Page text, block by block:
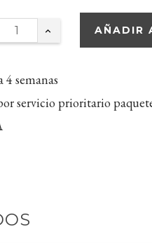
AÑADIR
4 semanas
servicio prioritario